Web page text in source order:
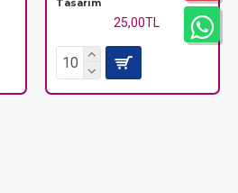
Tasarım
25,00TL